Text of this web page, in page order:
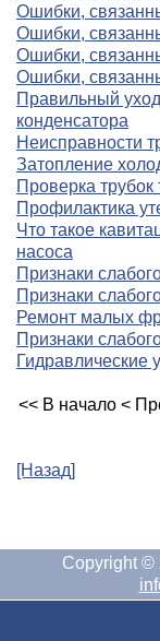
Ошибки,
Ошибки,
Ошибки,
Ошибки,
Правильный
конденсатора
Неисправности
Затопление
Проверка
Профилактика
Что такое
насоса
Признаки
Признаки
Ремонт малых
Признаки
<< В начало <
[Назад]
Copyright